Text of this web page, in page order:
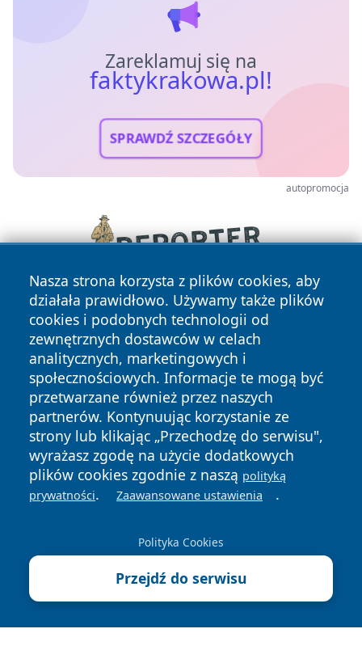
Zareklamuj się na
faktykrakowa.pl!
SPRAWDŹ SZCZEGÓŁY
autopromocja
Nasza strona korzysta z plików cookies, aby
działała prawidłowo. Używamy także plików
cookies i podobnych technologii od
zewnętrznych dostawców w celach
analitycznych, marketingowych i
społecznościowych. Informacje te mogą być
przetwarzane również przez naszych
partnerów. Kontynuując korzystanie ze
strony lub klikając „Przechodzę do serwisu",
wyrażasz zgodę na użycie dodatkowych
plików cookies zgodnie z naszą polityką
prywatności. Zaawansowane ustawienia .
Polityka Cookies
Przejdź do serwisu
Copyright © 2026 faktykrakowa.pl Wszystkie prawa
zastrzeżone.
News Autorzy
Polityka
Prywatności
Polityka
Cookies